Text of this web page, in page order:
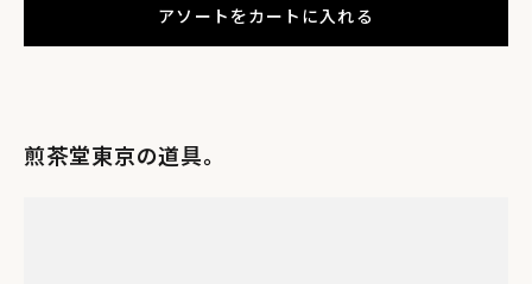
アソートをカートに入れる
煎茶堂東京の道具。